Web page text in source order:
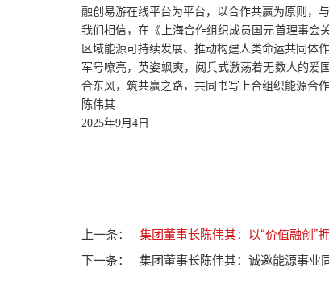
融创易游在线平台为平台，以合作共赢为原则，
我们相信，在《上海合作组织成员国元首理事会
区域能源可持续发展、推动构建人类命运共同体作
军号嘹亮，英姿飒爽，阅兵式激荡着无数人的爱
合东风，筑共赢之路，共同书写上合组织能源合作
陈伟其
2025年9月4日
上一条：
集团董事长陈伟其：以“价值融创”
下一条：
集团董事长陈伟其：诚邀能源事业